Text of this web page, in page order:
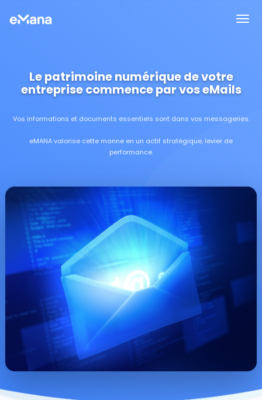
Le patrimoine numérique de votre
entreprise commence par vos eMails
Vos informations et documents essentiels sont dans vos messageries.
eMANA valorise cette manne en un actif stratégique, levier de
performance.